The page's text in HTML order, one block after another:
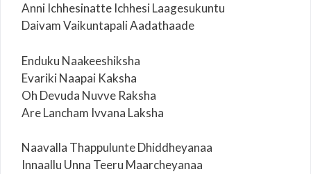
Anni Ichhesinatte Ichhesi Laagesukuntu
Daivam Vaikuntapali Aadathaade
Enduku Naakeeshiksha
Evariki Naapai Kaksha
Oh Devuda Nuvve Raksha
Are Lancham Ivvana Laksha
Naavalla Thappulunte Dhiddheyanaa
Innaallu Unna Teeru Maarcheyanaa